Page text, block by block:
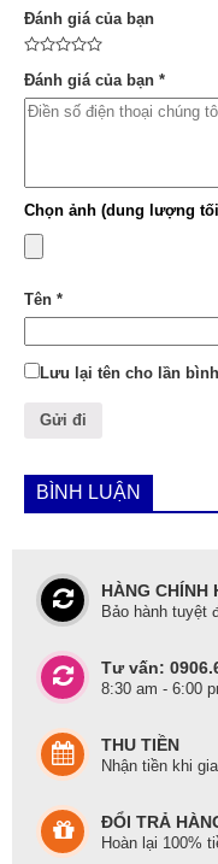
Đánh giá của bạn
Đánh giá của bạn *
Chọn ảnh (dung lượng
Tên *
Lưu lại tên cho lần
BÌNH LUẬN
HÀNG CHÍNH
Bảo hành tuyệt
Tư vấn:
8:30 am - 6:00
THU TIỀN
Nhận tiền khi
ĐỔI TRẢ
Hoàn lại 100%